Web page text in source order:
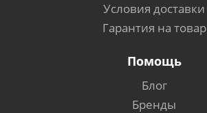
Условия доставки
Гарантия на товар
Помощь
Блог
Бренды